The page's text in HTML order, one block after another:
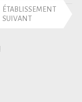
ÉTABLISSEMENT
SUIVANT